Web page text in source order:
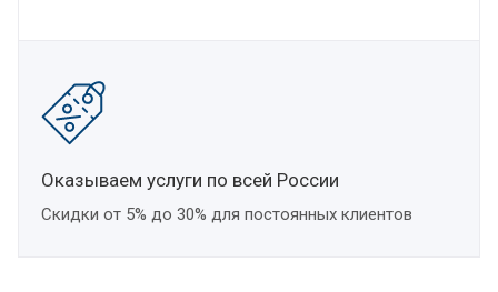
Оказываем услуги по всей России
Скидки от 5% до 30% для постоянных клиентов